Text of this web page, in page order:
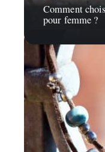
Comment
pour femme ?